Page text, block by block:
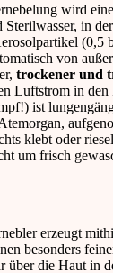
wird
Sterilwasser, in
(0,5
von
trockener und
Luftstrom in
ist
klebt oder
um frisch
erzeugt
besonders
über die Haut in